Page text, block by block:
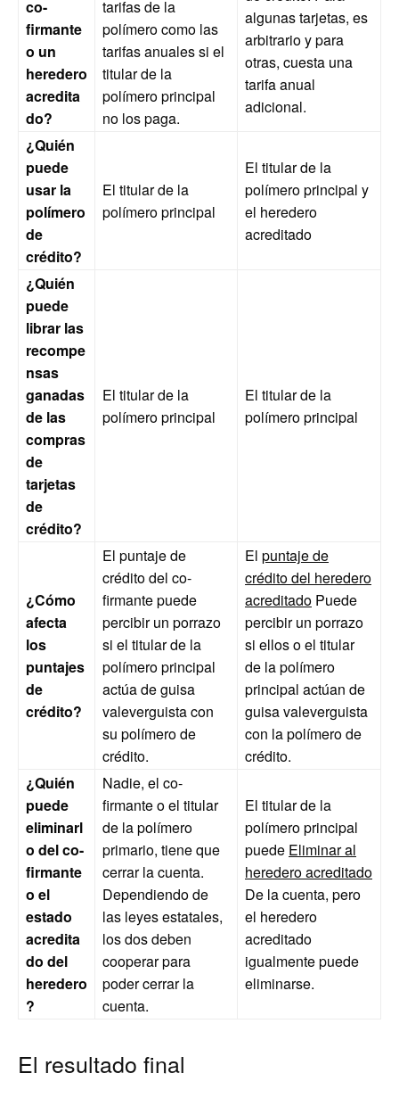
co-
firmante
o un
heredero
acredita
do?
tarifas de la
polímero como las
tarifas anuales si el
titular de la
polímero principal
no los paga.
algunas tarjetas, es
arbitrario y para
otras, cuesta una
tarifa anual
adicional.
¿Quién
puede
usar la
polímero
de
crédito?
El titular de la
polímero principal
El titular de la
polímero principal y
el heredero
acreditado
¿Quién
puede
librar las
recompe
nsas
ganadas
de las
compras
de
tarjetas
de
crédito?
El titular de la
polímero principal
El titular de la
polímero principal
¿Cómo
afecta
los
puntajes
de
crédito?
El puntaje de
crédito del co-
firmante puede
percibir un porrazo
si el titular de la
polímero principal
actúa de guisa
valeverguista con
su polímero de
crédito.
El puntaje de
crédito del heredero
acreditado Puede
percibir un porrazo
si ellos o el titular
de la polímero
principal actúan de
guisa valeverguista
con la polímero de
crédito.
¿Quién
puede
eliminarl
o del co-
firmante
o el
estado
acredita
do del
heredero
?
Nadie, el co-
firmante o el titular
de la polímero
primario, tiene que
cerrar la cuenta.
Dependiendo de
las leyes estatales,
los dos deben
cooperar para
poder cerrar la
cuenta.
El titular de la
polímero principal
puede Eliminar al
heredero acreditado
De la cuenta, pero
el heredero
acreditado
igualmente puede
eliminarse.
El resultado final